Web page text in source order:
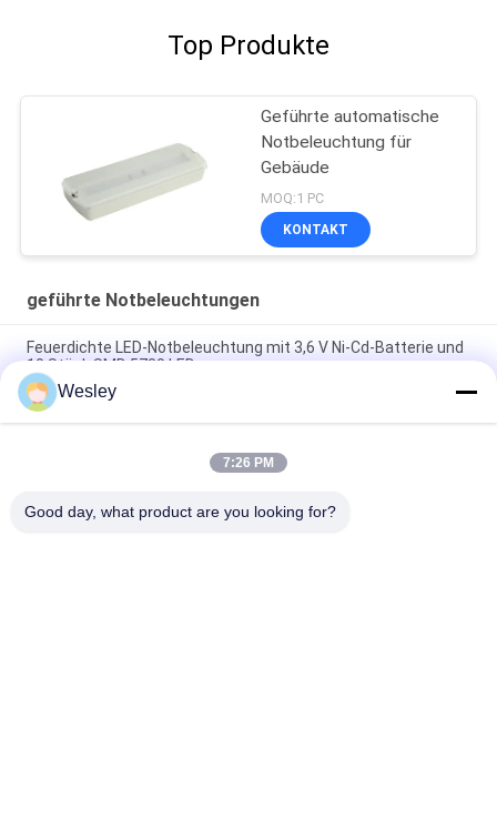
Top Produkte
Geführte automatische
Notbeleuchtung für
Gebäude
MOQ:1 PC
KONTAKT
geführte Notbeleuchtungen
Feuerdichte LED-Notbeleuchtung mit 3,6 V Ni-Cd-Batterie und
10 Stück SMD 5730 LED
Brandschutz ABS LED Notlicht mit 10 SMD 5730 LED und 3.6V
1.8Ah Ni-Cd-Batterie
Notfall-LED-Lampe mit Ni-Cd-Batterie und feuerfesten ABS
Wesley
7:26 PM
Good day, what product are you looking for?